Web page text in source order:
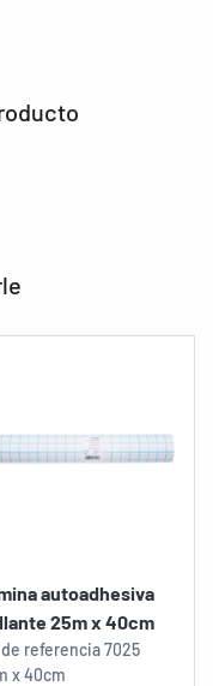
autoadhesiva
25m x 40cm
de referencia7025
x 40cm